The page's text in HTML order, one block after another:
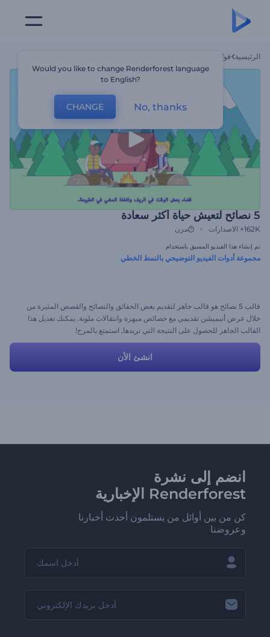
الرئيسية قوالب
5 نصائح لتعيش حياة أكثر سعادة
162K+ الاصدارات مرن
تم إنشاء هذا الفيديو المسبق باستخدام
مجموعة أدوات الفيديو التوضيحي بالنمط الخطي
قالب 5 نصائح هو قالب جاهز لتقديم بعض الحقائق والنصائح والقصص المثيرة من
خلال عرض أنيميشن تقديمي مع خصائص مبهرة وانتقالات ملونة. يمكنك تعديل هذا
القالب الجاهز للحصول على النتيجة التي تريدها, استمتع بالمرح!
انشئ الأن
انضم إلى نشرة
Renderforest الإخبارية
كن من بين أوائل من يستلمون أحدث أخبارنا
وعروضنا
Would you like to change Renderforest language
to English?
CHANGE No, thanks